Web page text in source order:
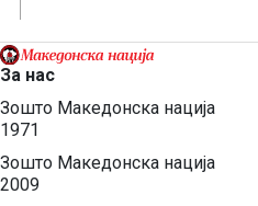
За нас
Зошто Македонска нација
1971
Зошто Македонска нација
2009